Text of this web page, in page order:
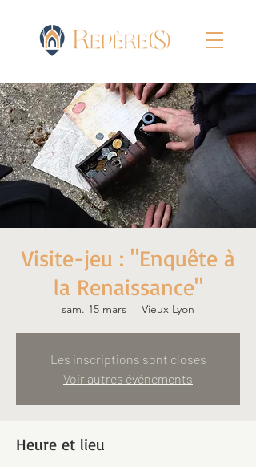
Visite-jeu : "Enquête à
la Renaissance"
sam. 15 mars
  |
Vieux Lyon
Les inscriptions sont closes
Voir autres événements
Heure et lieu